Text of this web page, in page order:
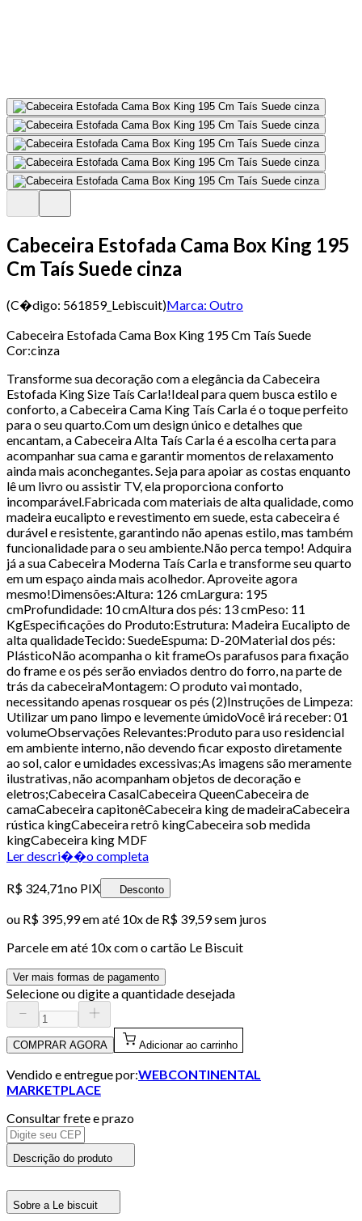
Cabeceira Estofada Cama Box King 195
Cm Taís Suede cinza
(C�digo: 561859_Lebiscuit)Marca: Outro
Cabeceira Estofada Cama Box King 195 Cm Taís Suede
Cor:cinza
Transforme sua decoração com a elegância da Cabeceira
Estofada King Size Taís Carla!Ideal para quem busca estilo e
conforto, a Cabeceira Cama King Taís Carla é o toque perfeito
para o seu quarto.Com um design único e detalhes que
encantam, a Cabeceira Alta Taís Carla é a escolha certa para
acompanhar sua cama e garantir momentos de relaxamento
ainda mais aconchegantes. Seja para apoiar as costas enquanto
lê um livro ou assistir TV, ela proporciona conforto
incomparável.Fabricada com materiais de alta qualidade, como
madeira eucalipto e revestimento em suede, esta cabeceira é
durável e resistente, garantindo não apenas estilo, mas também
funcionalidade para o seu ambiente.Não perca tempo! Adquira
já a sua Cabeceira Moderna Taís Carla e transforme seu quarto
em um espaço ainda mais acolhedor. Aproveite agora
mesmo!Dimensões:Altura: 126 cmLargura: 195
cmProfundidade: 10 cmAltura dos pés: 13 cmPeso: 11
KgEspecificações do Produto:Estrutura: Madeira Eucalipto de
alta qualidadeTecido: SuedeEspuma: D-20Material dos pés:
PlásticoNão acompanha o kit frameOs parafusos para fixação
do frame e os pés serão enviados dentro do forro, na parte de
trás da cabeceiraMontagem: O produto vai montado,
necessitando apenas rosquear os pés (2)Instruções de Limpeza:
Utilizar um pano limpo e levemente úmidoVocê irá receber: 01
volumeObservações Relevantes:Produto para uso residencial
em ambiente interno, não devendo ficar exposto diretamente
ao sol, calor e umidades excessivas;As imagens são meramente
ilustrativas, não acompanham objetos de decoração e
eletros;Cabeceira CasalCabeceira QueenCabeceira de
camaCabeceira capitonêCabeceira king de madeiraCabeceira
rústica kingCabeceira retrô kingCabeceira sob medida
kingCabeceira king MDF
Ler descri��o completa
R$ 324,71no PIX Desconto
ou R$ 395,99em até 10x de R$ 39,59 sem juros
Parcele em até 10x com o cartão Le Biscuit
Ver mais formas de pagamento
Selecione ou digite a quantidade desejada
COMPRAR AGORA Adicionar ao carrinho
Vendido e entregue por:WEBCONTINENTAL
MARKETPLACE
Consultar frete e prazo
Descrição do produto
Sobre a Le biscuit